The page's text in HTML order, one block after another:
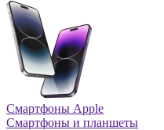
Смартфоны Apple
Смартфоны и планшеты